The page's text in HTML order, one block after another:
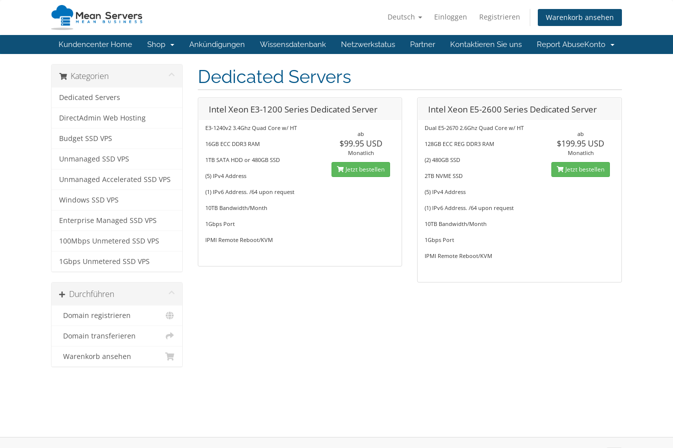
Deutsch Einloggen Registrieren Warenkorb ansehen
Kundencenter Home Shop Ankündigungen Wissensdatenbank Netzwerkstatus Partner Kontaktieren Sie uns Report AbuseKonto
Kategorien
Dedicated Servers
DirectAdmin Web Hosting
Budget SSD VPS
Unmanaged SSD VPS
Unmanaged Accelerated SSD VPS
Windows SSD VPS
Enterprise Managed SSD VPS
100Mbps Unmetered SSD VPS
1Gbps Unmetered SSD VPS
Durchführen
Domain registrieren
Domain transferieren
Warenkorb ansehen
Dedicated Servers
Intel Xeon E3-1200 Series Dedicated Server
E3-1240v2 3.4Ghz Quad Core w/ HT
16GB ECC DDR3 RAM
1TB SATA HDD or 480GB SSD
(5) IPv4 Address
(1) IPv6 Address. /64 upon request
10TB Bandwidth/Month
1Gbps Port
IPMI Remote Reboot/KVM
ab
$99.95 USD
Monatlich
Jetzt bestellen
Intel Xeon E5-2600 Series Dedicated Server
Dual E5-2670 2.6Ghz Quad Core w/ HT
128GB ECC REG DDR3 RAM
(2) 480GB SSD
2TB NVME SSD
(5) IPv4 Address
(1) IPv6 Address. /64 upon request
10TB Bandwidth/Month
1Gbps Port
IPMI Remote Reboot/KVM
ab
$199.95 USD
Monatlich
Jetzt bestellen